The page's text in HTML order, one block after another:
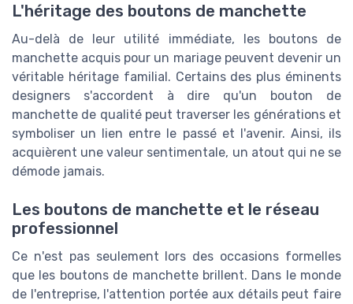
L'héritage des boutons de manchette
Au-delà de leur utilité immédiate, les boutons de
manchette acquis pour un mariage peuvent devenir un
véritable héritage familial. Certains des plus éminents
designers s'accordent à dire qu'un bouton de
manchette de qualité peut traverser les générations et
symboliser un lien entre le passé et l'avenir. Ainsi, ils
acquièrent une valeur sentimentale, un atout qui ne se
démode jamais.
Les boutons de manchette et le réseau
professionnel
Ce n'est pas seulement lors des occasions formelles
que les boutons de manchette brillent. Dans le monde
de l'entreprise, l'attention portée aux détails peut faire